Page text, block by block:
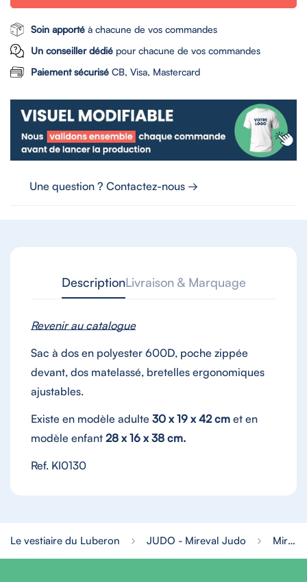
Soin apporté à chacune de vos commandes
Un conseiller dédié pour chacune de vos commandes
Paiement sécurisé CB, Visa, Mastercard
Une question ? Contactez-nous →
DescriptionLivraison & Marquage
Revenir au catalogue
Sac à dos en polyester 600D, poche zippée
devant, dos matelassé, bretelles ergonomiques
ajustables.
Existe en modèle adulte 30 x 19 x 42 cm et en
modèle enfant 28 x 16 x 38 cm.
Ref. KI0130
Le vestiaire du Luberon JUDO - Mireval Judo Mireval Judo - Sac tradition